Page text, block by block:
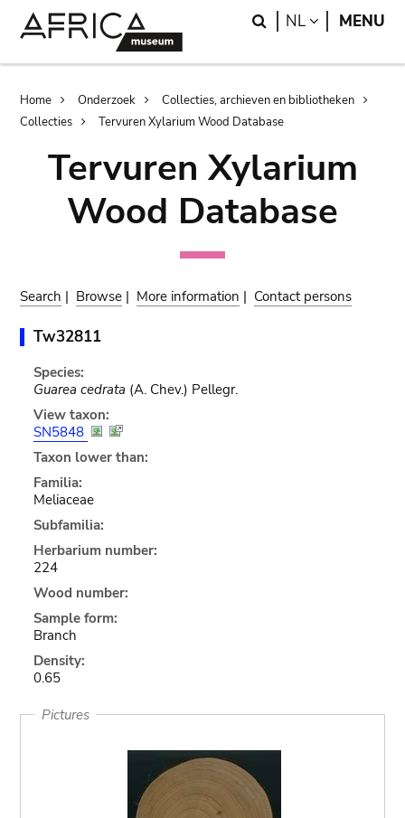
Search
NL LANGUAGE
MENU
Breadcrumb
Home Onderzoek
Collecties, archieven en bibliotheken
Collecties
Tervuren Xylarium Wood Database
Tervuren Xylarium
Wood Database
Search | Browse | More information | Contact persons
Tw32811
Species:
Guarea cedrata (A. Chev.) Pellegr.
View taxon:
SN5848
Taxon lower than:
Familia:
Meliaceae
Subfamilia:
Herbarium number:
224
Wood number:
Sample form:
Branch
Density:
0.65
Pictures